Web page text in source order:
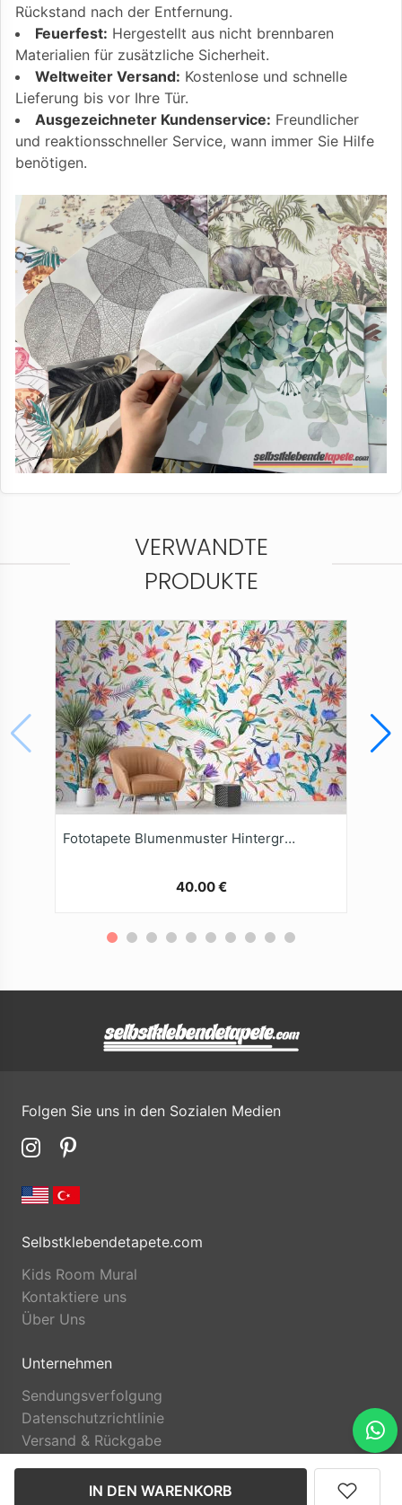
IN DEN WARENKORB
Rückstand nach der Entfernung.
Feuerfest: Hergestellt aus nicht brennbaren
Materialien für zusätzliche Sicherheit.
Weltweiter Versand: Kostenlose und schnelle
Lieferung bis vor Ihre Tür.
Ausgezeichneter Kundenservice: Freundlicher
und reaktionsschneller Service, wann immer Sie Hilfe
benötigen.
VERWANDTE
PRODUKTE
Fototapete Blumenmuster Hintergrund
40.00 €
Folgen Sie uns in den Sozialen Medien
Selbstklebendetapete.com
Kids Room Mural
Kontaktiere uns
Über Uns
Unternehmen
Sendungsverfolgung
Datenschutzrichtlinie
Versand & Rückgabe